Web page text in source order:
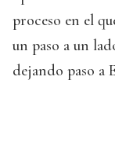
proceso en el
un paso a un
dejando paso a